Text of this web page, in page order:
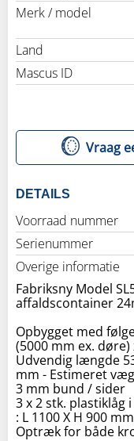
Merk / model
Land
Mascus ID
Vraag
DETAILS
Voorraad nummer
Serienummer
Overige informatie
Fabriksny Model
affaldscontainer
Opbygget med
(5000 mm ex. døre)
Udvendig længde
mm - Estimeret
3 mm bund / sider
3 x 2 stk. plastiklåg
: L 1100 X H 900 mm
Optræk for både